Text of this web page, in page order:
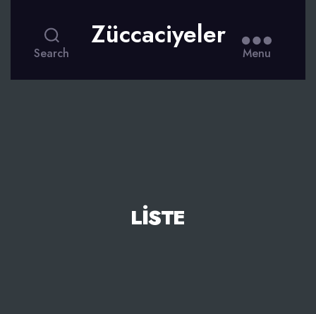
Search
Züccaciyeler
Menu
LISTE